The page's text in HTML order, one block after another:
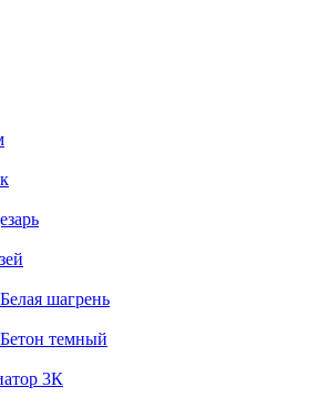
шагрень
темный
3К